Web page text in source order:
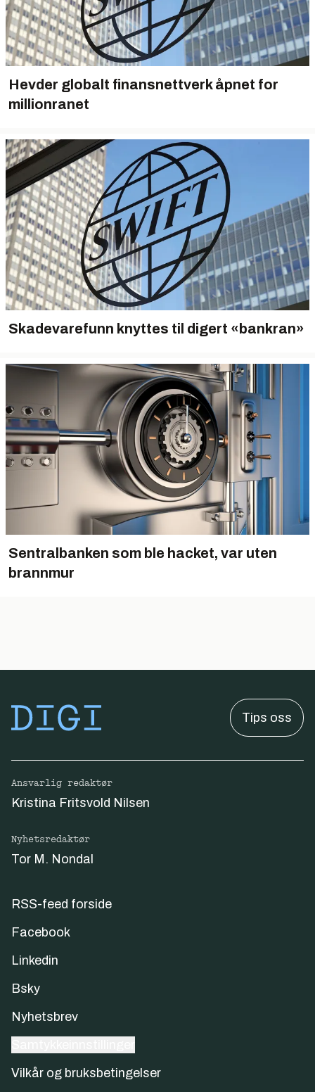
Hevder globalt finansnettverk åpnet for
millionranet
Skadevarefunn knyttes til digert «bankran»
Sentralbanken som ble hacket, var uten
brannmur
Tips oss
Ansvarlig redaktør
Kristina Fritsvold Nilsen
Nyhetsredaktør
Tor M. Nondal
RSS-feed forside
Facebook
Linkedin
Bsky
Nyhetsbrev
Vilkår og bruksbetingelser